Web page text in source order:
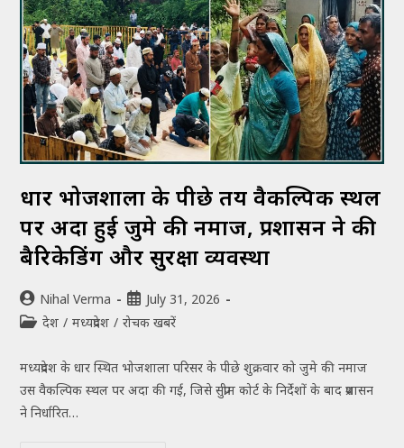
धार भोजशाला के पीछे तय वैकल्पिक स्थल
पर अदा हुई जुमे की नमाज, प्रशासन ने की
बैरिकेडिंग और सुरक्षा व्यवस्था
Nihal Verma
July 31, 2026
देश / मध्यप्रदेश / रोचक खबरें
मध्यप्रदेश के धार स्थित भोजशाला परिसर के पीछे शुक्रवार को जुमे की नमाज
उस वैकल्पिक स्थल पर अदा की गई, जिसे सुप्रीम कोर्ट के निर्देशों के बाद प्रशासन
ने निर्धारित…